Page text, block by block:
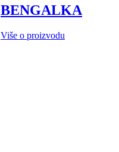
BENGALKA
Više o proizvodu